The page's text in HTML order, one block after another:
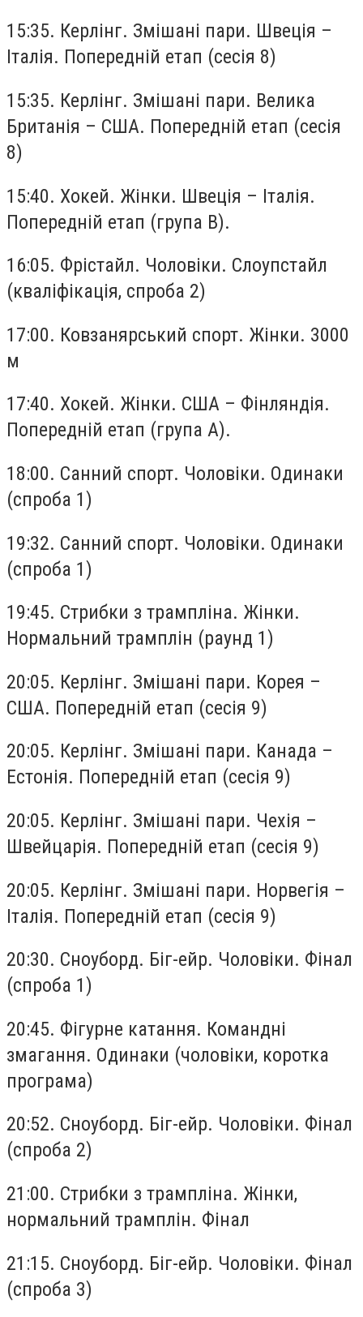
15:35. Керлінг. Змішані пари. Швеція –
Італія. Попередній етап (сесія 8)
15:35. Керлінг. Змішані пари. Велика
Британія – США. Попередній етап (сесія
8)
15:40. Хокей. Жінки. Швеція – Італія.
Попередній етап (група B).
16:05. Фрістайл. Чоловіки. Слоупстайл
(кваліфікація, спроба 2)
17:00. Ковзанярський спорт. Жінки. 3000
м
17:40. Хокей. Жінки. США – Фінляндія.
Попередній етап (група A).
18:00. Санний спорт. Чоловіки. Одинаки
(спроба 1)
19:32. Санний спорт. Чоловіки. Одинаки
(спроба 1)
19:45. Стрибки з трампліна. Жінки.
Нормальний трамплін (раунд 1)
20:05. Керлінг. Змішані пари. Корея –
США. Попередній етап (сесія 9)
20:05. Керлінг. Змішані пари. Канада –
Естонія. Попередній етап (сесія 9)
20:05. Керлінг. Змішані пари. Чехія –
Швейцарія. Попередній етап (сесія 9)
20:05. Керлінг. Змішані пари. Норвегія –
Італія. Попередній етап (сесія 9)
20:30. Сноуборд. Біг-ейр. Чоловіки. Фінал
(спроба 1)
20:45. Фігурне катання. Командні
змагання. Одинаки (чоловіки, коротка
програма)
20:52. Сноуборд. Біг-ейр. Чоловіки. Фінал
(спроба 2)
21:00. Стрибки з трампліна. Жінки,
нормальний трамплін. Фінал
21:15. Сноуборд. Біг-ейр. Чоловіки. Фінал
(спроба 3)